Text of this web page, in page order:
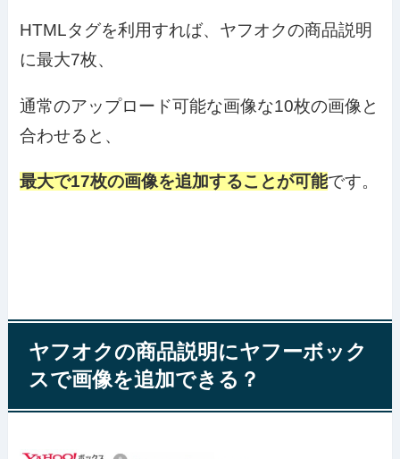
HTMLタグを利用すれば、ヤフオクの商品説明
に最大7枚、
通常のアップロード可能な画像な10枚の画像と
合わせると、
最大で17枚の画像を追加することが可能です。
ヤフオクの商品説明にヤフーボック
スで画像を追加できる？